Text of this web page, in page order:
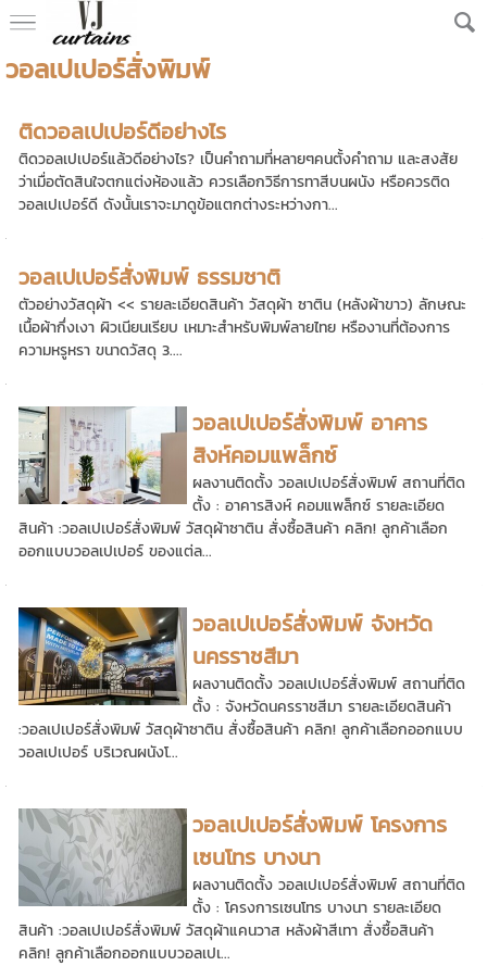
วอลเปเปอร์สั่งพิมพ์
ติดวอลเปเปอร์ดีอย่างไร
ติดวอลเปเปอร์แล้วดีอย่างไร? เป็นคำถามที่หลายๆคนตั้งคำถาม และสงสัย
ว่าเมื่อตัดสินใจตกแต่งห้องแล้ว ควรเลือกวิธีการทาสีบนผนัง หรือควรติด
วอลเปเปอร์ดี ดังนั้นเราจะมาดูข้อแตกต่างระหว่างกา...
วอลเปเปอร์สั่งพิมพ์ ธรรมชาติ
ตัวอย่างวัสดุผ้า << รายละเอียดสินค้า วัสดุผ้า ซาติน (หลังผ้าขาว) ลักษณะ
เนื้อผ้ากึ่งเงา ผิวเนียนเรียบ เหมาะสำหรับพิมพ์ลายไทย หรืองานที่ต้องการ
ความหรูหรา ขนาดวัสดุ 3....
วอลเปเปอร์สั่งพิมพ์ อาคาร
สิงห์คอมแพล็กซ์
ผลงานติดตั้ง วอลเปเปอร์สั่งพิมพ์ สถานที่ติด
ตั้ง : อาคารสิงห์ คอมแพล็กซ์ รายละเอียด
สินค้า :วอลเปเปอร์สั่งพิมพ์ วัสดุผ้าซาติน สั่งซื้อสินค้า คลิก! ลูกค้าเลือก
ออกแบบวอลเปเปอร์ ของแต่ล...
วอลเปเปอร์สั่งพิมพ์ จังหวัด
นครราชสีมา
ผลงานติดตั้ง วอลเปเปอร์สั่งพิมพ์ สถานที่ติด
ตั้ง : จังหวัดนครราชสีมา รายละเอียดสินค้า
:วอลเปเปอร์สั่งพิมพ์ วัสดุผ้าซาติน สั่งซื้อสินค้า คลิก! ลูกค้าเลือกออกแบบ
วอลเปเปอร์ บริเวณผนังโ...
วอลเปเปอร์สั่งพิมพ์ โครงการ
เซนโทร บางนา
ผลงานติดตั้ง วอลเปเปอร์สั่งพิมพ์ สถานที่ติด
ตั้ง : โครงการเซนโทร บางนา รายละเอียด
สินค้า :วอลเปเปอร์สั่งพิมพ์ วัสดุผ้าแคนวาส หลังผ้าสีเทา สั่งซื้อสินค้า
คลิก! ลูกค้าเลือกออกแบบวอลเปเ...